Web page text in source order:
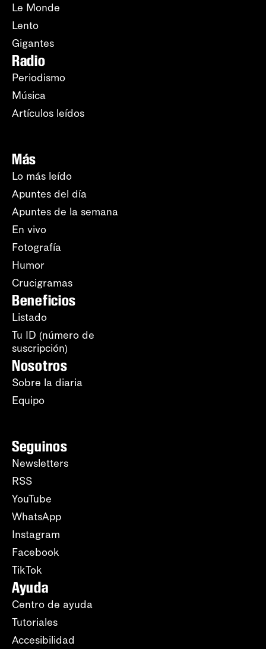
Le Monde
Lento
Gigantes
Radio
Periodismo
Música
Artículos leídos
Más
Lo más leído
Apuntes del día
Apuntes de la semana
En vivo
Fotografía
Humor
Crucigramas
Beneficios
Listado
Tu ID (número de
suscripción)
Nosotros
Sobre la diaria
Equipo
Seguinos
Newsletters
RSS
YouTube
WhatsApp
Instagram
Facebook
TikTok
Ayuda
Centro de ayuda
Tutoriales
Accesibilidad